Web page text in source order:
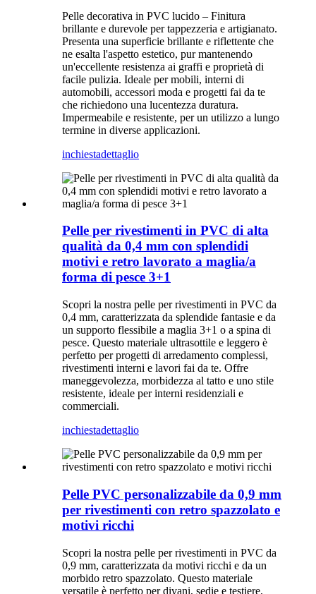
Pelle decorativa in PVC lucido – Finitura
brillante e durevole per tappezzeria e artigianato.
Presenta una superficie brillante e riflettente che
ne esalta l'aspetto estetico, pur mantenendo
un'eccellente resistenza ai graffi e proprietà di
facile pulizia. Ideale per mobili, interni di
automobili, accessori moda e progetti fai da te
che richiedono una lucentezza duratura.
Impermeabile e resistente, per un utilizzo a lungo
termine in diverse applicazioni.
inchiestadettaglio
Pelle per rivestimenti in PVC di alta
qualità da 0,4 mm con splendidi
motivi e retro lavorato a maglia/a
forma di pesce 3+1
Scopri la nostra pelle per rivestimenti in PVC da
0,4 mm, caratterizzata da splendide fantasie e da
un supporto flessibile a maglia 3+1 o a spina di
pesce. Questo materiale ultrasottile e leggero è
perfetto per progetti di arredamento complessi,
rivestimenti interni e lavori fai da te. Offre
maneggevolezza, morbidezza al tatto e uno stile
resistente, ideale per interni residenziali e
commerciali.
inchiestadettaglio
Pelle PVC personalizzabile da 0,9 mm
per rivestimenti con retro spazzolato e
motivi ricchi
Scopri la nostra pelle per rivestimenti in PVC da
0,9 mm, caratterizzata da motivi ricchi e da un
morbido retro spazzolato. Questo materiale
versatile è perfetto per divani, sedie e testiere,